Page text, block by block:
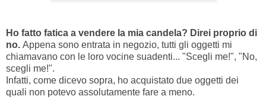
Ho fatto fatica a vendere la mia candela? Direi proprio di
no. Appena sono entrata in negozio, tutti gli oggetti mi
chiamavano con le loro vocine suadenti... "Scegli me!", "No,
scegli me!".
Infatti, come dicevo sopra, ho acquistato due oggetti dei
quali non potevo assolutamente fare a meno.